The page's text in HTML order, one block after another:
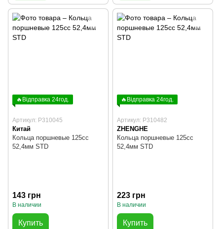
🔥Відправка 24год.
Артикул: P310045
Китай
Кольца поршневые 125cc
52,4мм STD
143 грн
В наличии
Купить
🔥Відправка 24год.
Артикул: P310482
ZHENGHE
Кольца поршневые 125cc
52,4мм STD
223 грн
В наличии
Купить